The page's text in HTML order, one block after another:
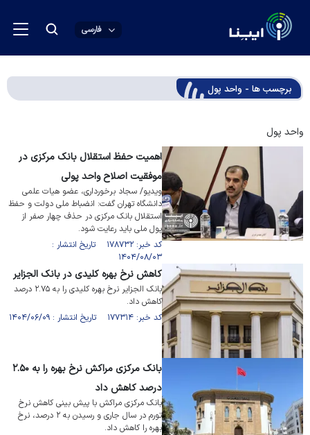
فارسی
برچسب ها - واحد پول
واحد پول
اهمیت حفظ استقلال بانک مرکزی در
موفقیت اصلاح واحد پولی
ویدیو/ سجاد برخورداری، عضو هیات علمی
دانشگاه تهران گفت: انضباط ملی دولت و حفظ
استقلال بانک مرکزی در حذف چهار صفر از
پول ملی باید رعایت شود.
کد خبر: ۱۷۸۷۳۲ تاریخ انتشار :
۱۴۰۴/۰۸/۰۳
کاهش نرخ بهره کلیدی در بانک الجزایر
بانک الجزایر نرخ بهره کلیدی را به ۲.۷۵ درصد
کاهش داد.
کد خبر: ۱۷۷۳۱۴ تاریخ انتشار : ۱۴۰۴/۰۶/۰۹
بانک مرکزی مراکش نرخ بهره را به ۲.۵۰
درصد کاهش داد
بانک مرکزی مراکش با پیش بینی کاهش نرخ
تورم در سال جاری و رسیدن به ۲ درصد، نرخ
بهره را کاهش داد.